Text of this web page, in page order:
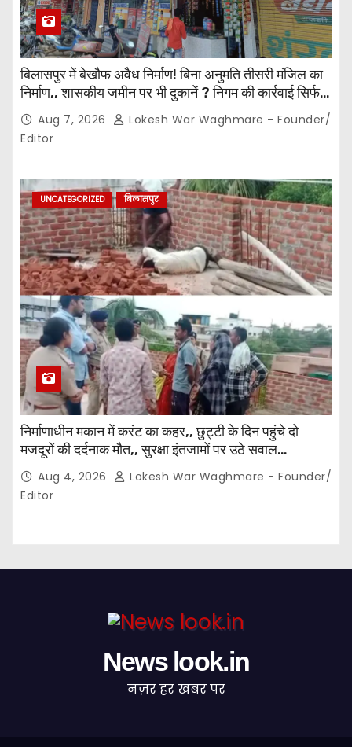
बिलासपुर में बेखौफ अवैध निर्माण! बिना अनुमति तीसरी मंजिल का
निर्माण,, शासकीय जमीन पर भी दुकानें ? निगम की कार्रवाई सिर्फ
नोटिस तक सीमित? मुख्य मार्ग पर नियमों की खुलेआम अनदेखी,
जिम्मेदार अधिकारियों की कार्यप्रणाली पर उठे सवाल…
Aug 7, 2026
Lokesh War Waghmare - Founder/
Editor
UNCATEGORIZED बिलासपुर
निर्माणाधीन मकान में करंट का कहर,, छुट्टी के दिन पहुंचे दो
मजदूरों की दर्दनाक मौत,, सुरक्षा इंतजामों पर उठे सवाल…
Aug 4, 2026
Lokesh War Waghmare - Founder/
Editor
News look.in
नज़र हर खबर पर